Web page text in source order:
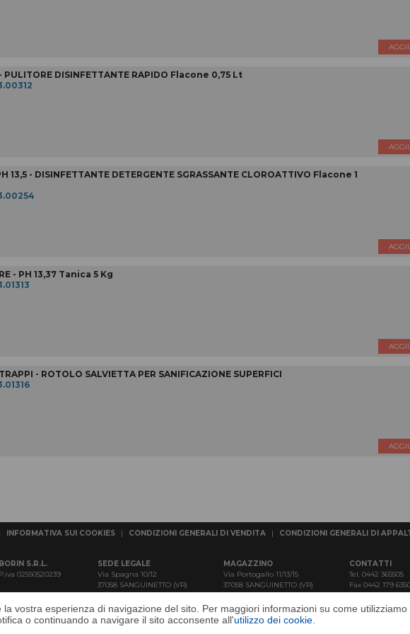
PULITORE DISINFETTANTE RAPIDO Flacone 0,75 Lt
13,5 - DISINFETTANTE DETERGENTE SGRASSANTE CLOROATTIVO Flacone 1
- PH 13,37 Tanica 5 Kg
- ROTOLO SALVIETTA PER SANIFICAZIONE SUPERFICI
INFORMATIVA SUI COOKIES | CONDIZIONI GENERALI DI VENDITA | CONDIZIONI GENERALI DI
BORIN S.R.L.
P.iva 02550520239
SEDE LEGALE
Via Spagna 10/12
37058 SANGUINETTO (VR)
MAGAZZINO
Via Portogallo 11/13/15
37058 SANGUINETTO (VR)
CONTATTI
Tel. 0442 365505
Fax 0442 179
Email:
© Borin 2026 - tutti i diritti riservati / all rights reserved
vostra esperienza di navigazione del sito. Per maggiori informazioni su come
o continuando a navigare il sito acconsente all'utilizzo dei cookie